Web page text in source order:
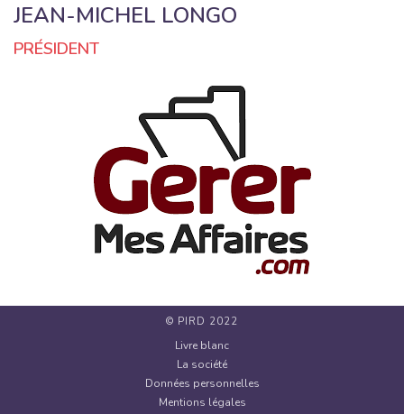
JEAN-MICHEL LONGO
PRÉSIDENT
© PIRD 2022
Livre blanc
La société
Données personnelles
Mentions légales